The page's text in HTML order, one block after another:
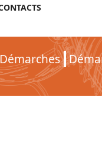
Démarches